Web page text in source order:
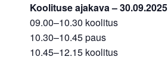
Koolituse ajakava – 30.09.2025
09.00–10.30 koolitus
10.30–10.45 paus
10.45–12.15 koolitus